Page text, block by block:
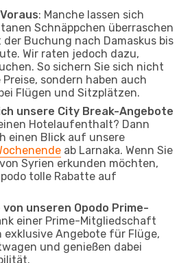
: Manche lassen sich
Schnäppchen überraschen
Buchung nach Damaskus bis
Wir raten jedoch dazu,
So sichern Sie sich nicht
sondern haben auch
Flügen und Sitzplätzen.
unsere City Break-Angebote
Hotelaufenthalt? Dann
einen Blick auf unsere
ab Larnaka. Wenn Sie
Syrien erkunden möchten,
tolle Rabatte auf
unseren Opodo Prime-
einer Prime-Mitgliedschaft
exklusive Angebote für Flüge,
und genießen dabei